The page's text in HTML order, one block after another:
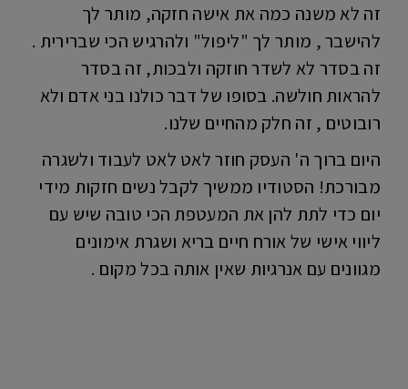
זה לא משנה כמה את אישה חזקה, מותר לך
להישבר , מותר לך "ליפול" ולהרגיש הכי שברירית .
זה בסדר לא לשדר חוזקה ולבכות, זה בסדר
להראות חולשה. בסופו של דבר כולנו בני אדם ולא
רובוטים , זה חלק מהחיים שלנו.
היום ברוך ה' העסק חוזר לאט לאט לעבוד ולשגרה
מבורכת! הסטודיו ממשיך לקבל נשים חזקות מידי
יום כדי לתת להן את המעטפת הכי טובה שיש עם
ליווי אישי של אורח חיים בריא ושגרת אימונים
מגוונים עם אנרגיות שאין אותה בכל מקום .